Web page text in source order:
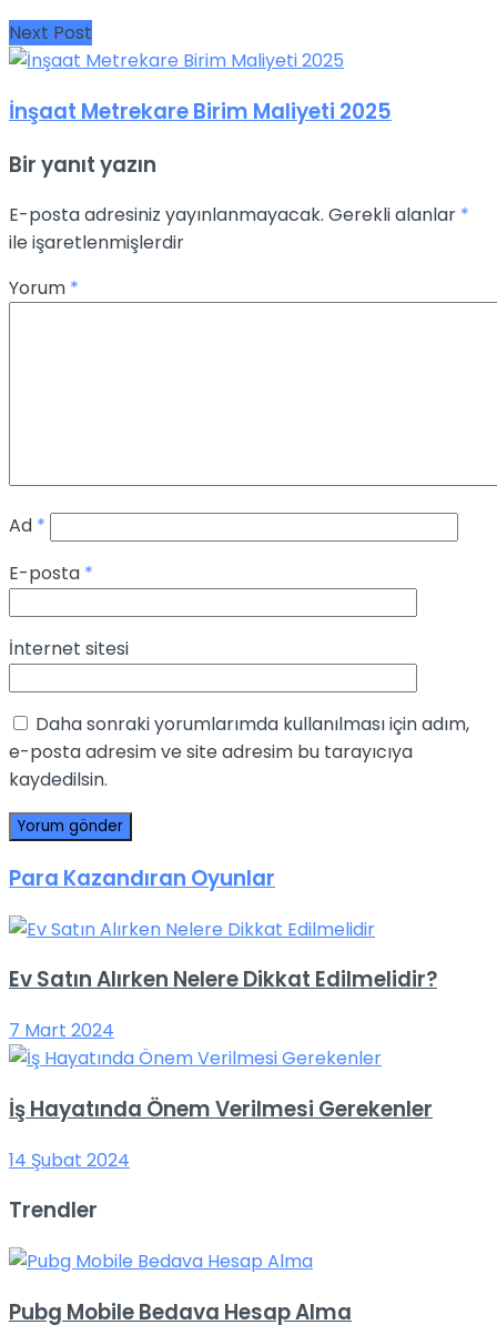
Next Post
İnşaat Metrekare Birim Maliyeti 2025
Bir yanıt yazın
E-posta adresiniz yayınlanmayacak. Gerekli alanlar *
ile işaretlenmişlerdir
Yorum *
Ad *
E-posta *
İnternet sitesi
Daha sonraki yorumlarımda kullanılması için adım,
e-posta adresim ve site adresim bu tarayıcıya
kaydedilsin.
Para Kazandıran Oyunlar
Ev Satın Alırken Nelere Dikkat Edilmelidir?
7 Mart 2024
İş Hayatında Önem Verilmesi Gerekenler
14 Şubat 2024
Trendler
Pubg Mobile Bedava Hesap Alma